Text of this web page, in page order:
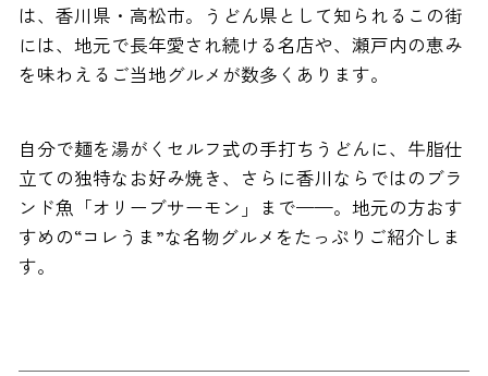
は、香川県・高松市。うどん県として知られるこの街
には、地元で長年愛され続ける名店や、瀬戸内の恵み
を味わえるご当地グルメが数多くあります。
自分で麺を湯がくセルフ式の手打ちうどんに、牛脂仕
立ての独特なお好み焼き、さらに香川ならではのブラ
ンド魚「オリーブサーモン」まで——。地元の方おす
すめの“コレうま”な名物グルメをたっぷりご紹介しま
す。